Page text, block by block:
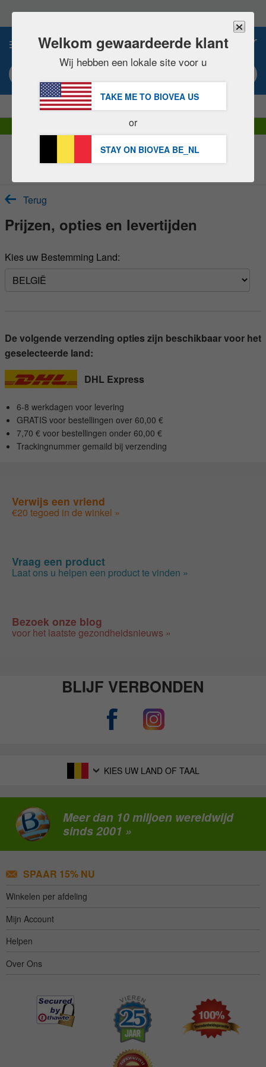
op:
Deze
bevat
toegankelijkheidssysteem.
BESPAAR 15% NU!
DHL Express levering | BTW inbegrepen
Customer Service Contact
Terug
Prijzen, opties en levertijden
Kies uw Bestemming Land:
De volgende verzending opties zijn beschikbaar voor het
geselecteerde land:
DHL Express
6-8 werkdagen voor levering
GRATIS voor bestellingen over 60,00 €
7,70 € voor bestellingen onder 60,00 €
Trackingnummer gemaild bij verzending
Verwijs een vriend
€20 tegoed in de winkel »
Vraag een product
Laat ons u helpen een product te vinden »
Bezoek onze blog
voor het laatste gezondheidsnieuws »
BLIJF VERBONDEN
KIES UW LAND OF TAAL
Meer dan 10 miljoen wereldwijd
sinds 2001 »
SPAAR 15% NU
Winkelen per afdeling
Mijn Account
Helpen
Over Ons
Welkom gewaardeerde klant
Wij hebben een lokale site voor u
TAKE ME TO BIOVEA US
or
STAY ON BIOVEA BE_NL